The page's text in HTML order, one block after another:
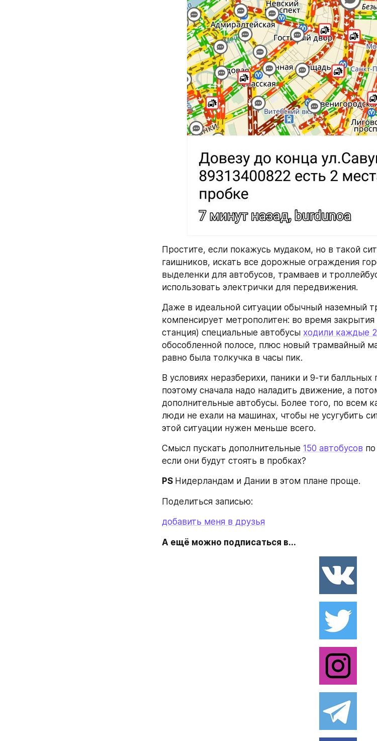
Простите, если покажусь мудаком, но в такой
гаишников, искать все дорожные ограждения
выделенки для автобусов, трамваев и
использовать электрички для передвижения.
Даже в идеальной ситуации обычный наземный
компенсирует метрополитен: во время закрытия
станция) специальные автобусы ходили каждые
обособленной полосе, плюс новый трамвайный
равно была толкучка в часы пик.
В условиях неразберихи, паники и 9-ти
поэтому сначала надо наладить движение, а
дополнительные автобусы. Более того, по всем
люди не ехали на машинах, чтобы не усугубить
этой ситуации нужен меньше всего.
Смысл пускать дополнительные 150 автобусов
если они будут стоять в пробках?
PS Нидерландам и Дании в этом плане проще.
Поделиться записью:
добавить меня в друзья
А ещё можно подписаться в...